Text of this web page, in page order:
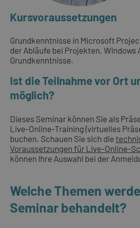
Kursvoraussetzungen
Grundkenntnisse in Microsoft
der Abläufe bei Projekten,
Grundkenntnisse.
Ist die Teilnahme vor Ort
möglich?
Dieses Seminar können Sie als
Live-Online-Training (virtuelles
buchen. Schauen Sie sich die
Voraussetzungen für Live-Online-
können Ihre Auswahl bei der
Welche Themen
Seminar behandelt?